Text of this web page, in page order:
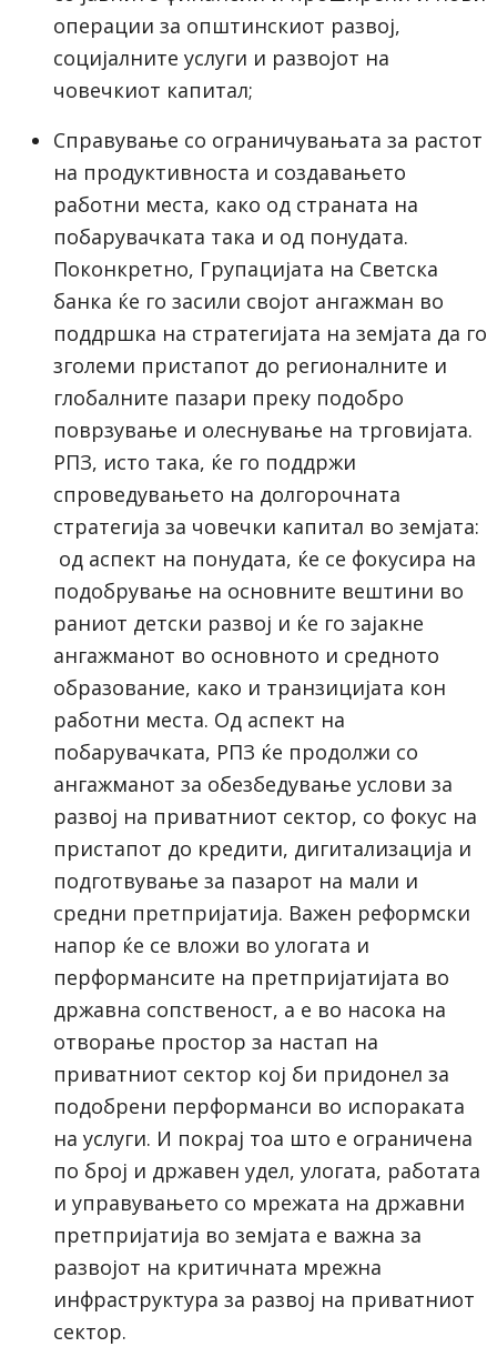
операции за општинскиот развој,
социјалните услуги и развојот на
човечкиот капитал;
Справување со ограничувањата за растот
на продуктивноста и создавањето
работни места, како од страната на
побарувачката така и од понудата.
Поконкретно, Групацијата на Светска
банка ќе го засили својот ангажман во
поддршка на стратегијата на земјата да го
зголеми пристапот до регионалните и
глобалните пазари преку подобро
поврзување и олеснување на трговијата.
РПЗ, исто така, ќе го поддржи
спроведувањето на долгорочната
стратегија за човечки капитал во земјата:
од аспект на понудата, ќе се фокусира на
подобрување на основните вештини во
раниот детски развој и ќе го зајакне
ангажманот во основното и средното
образование, како и транзицијата кон
работни места. Од аспект на
побарувачката, РПЗ ќе продолжи со
ангажманот за обезбедување услови за
развој на приватниот сектор, со фокус на
пристапот до кредити, дигитализација и
подготвување за пазарот на мали и
средни претпријатија. Важен реформски
напор ќе се вложи во улогата и
перформансите на претпријатијата во
државна сопственост, а е во насока на
отворање простор за настап на
приватниот сектор кој би придонел за
подобрени перформанси во испораката
на услуги. И покрај тоа што е ограничена
по број и државен удел, улогата, работата
и управувањето со мрежата на државни
претпријатија во земјата е важна за
развојот на критичната мрежна
инфраструктура за развој на приватниот
сектор.